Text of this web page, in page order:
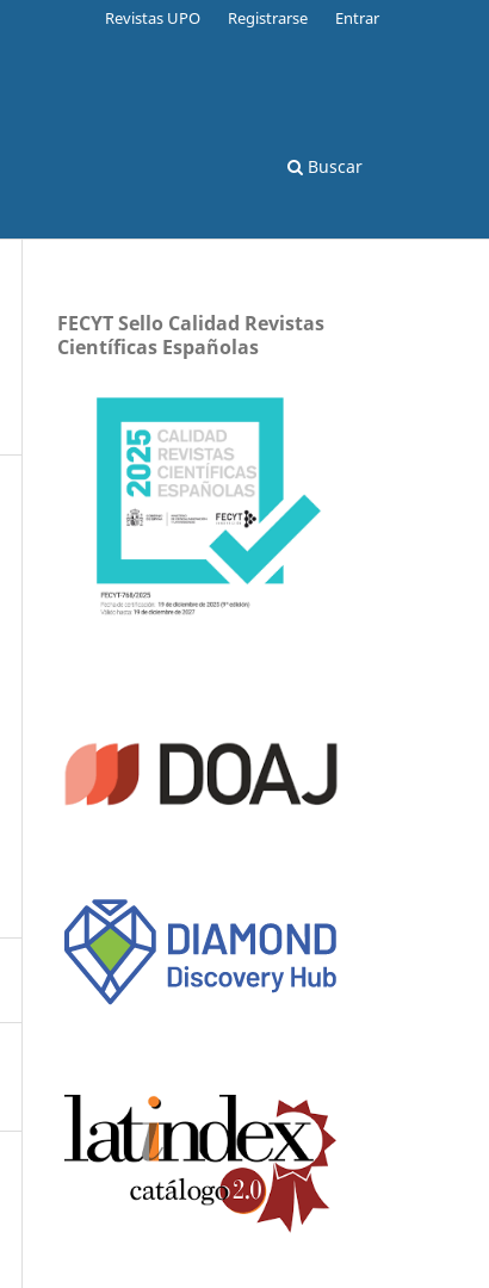
Buscar
Revistas UPO Registrarse Entrar
FECYT Sello Calidad Revistas
Científicas Españolas